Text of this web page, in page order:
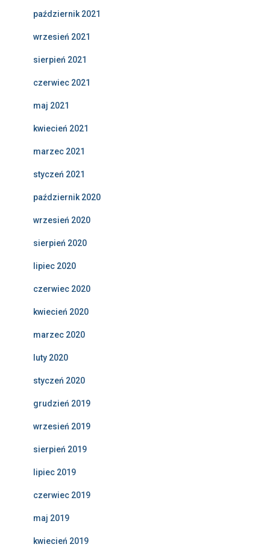
październik 2021
wrzesień 2021
sierpień 2021
czerwiec 2021
maj 2021
kwiecień 2021
marzec 2021
styczeń 2021
październik 2020
wrzesień 2020
sierpień 2020
lipiec 2020
czerwiec 2020
kwiecień 2020
marzec 2020
luty 2020
styczeń 2020
grudzień 2019
wrzesień 2019
sierpień 2019
lipiec 2019
czerwiec 2019
maj 2019
kwiecień 2019